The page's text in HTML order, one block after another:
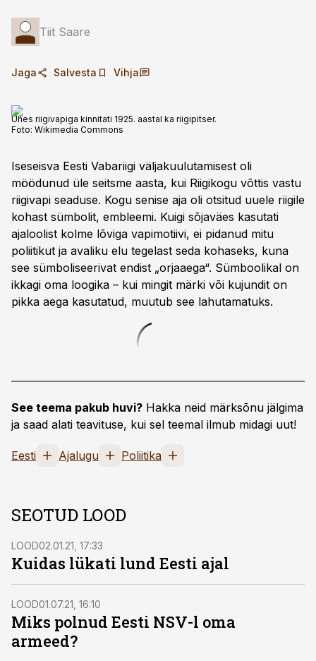
Tiit Saare
Jaga Salvesta Vihja
Ühes riigivapiga kinnitati 1925. aastal ka riigipitser.
Foto: Wikimedia Commons
Iseseisva Eesti Vabariigi väljakuulutamisest oli
möödunud üle seitsme aasta, kui Riigikogu võttis vastu
riigivapi seaduse. Kogu senise aja oli otsitud uuele riigile
kohast sümbolit, embleemi. Kuigi sõjaväes kasutati
ajaloolist kolme lõviga vapimotiivi, ei pidanud mitu
poliitikut ja avaliku elu tegelast seda kohaseks, kuna
see sümboliseerivat endist „orjaaega“. Sümboolikal on
ikkagi oma loogika – kui mingit märki või kujundit on
pikka aega kasutatud, muutub see lahutamatuks.
See teema pakub huvi? Hakka neid märksõnu jälgima
ja saad alati teavituse, kui sel teemal ilmub midagi uut!
Eesti Ajalugu Poliitika
SEOTUD LOOD
LOOD02.01.21, 17:33
Kuidas lükati lund Eesti ajal
LOOD01.07.21, 16:10
Miks polnud Eesti NSV-l oma
armeed?